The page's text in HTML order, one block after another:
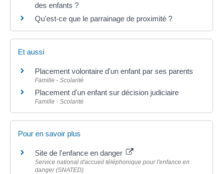
des enfants ?
Qu'est-ce que le parrainage de proximité ?
Et aussi
Placement volontaire d'un enfant par ses parents
Famille - Scolarité
Placement d'un enfant sur décision judiciaire
Famille - Scolarité
Pour en savoir plus
Site de l'enfance en danger
Service national d'accueil téléphonique pour l'enfance en
danger (SNATED)